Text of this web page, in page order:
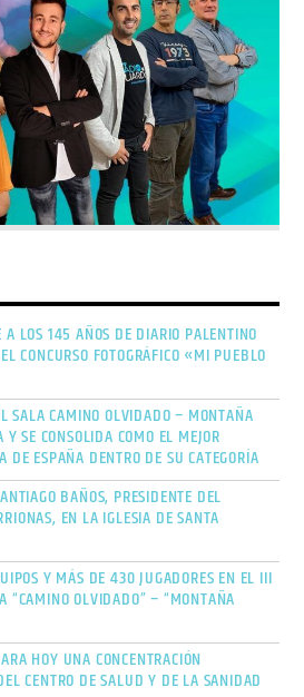
LOS 145 AÑOS DE DIARIO PALENTINO
CONCURSO FOTOGRÁFICO «MI PUEBLO
SALA CAMINO OLVIDADO – MONTAÑA
SE CONSOLIDA COMO EL MEJOR
ESPAÑA DENTRO DE SU CATEGORÍA
BAÑOS, PRESIDENTE DEL
EN LA IGLESIA DE SANTA
Y MÁS DE 430 JUGADORES EN EL III
“CAMINO OLVIDADO” – “MONTAÑA
HOY UNA CONCENTRACIÓN
CENTRO DE SALUD Y DE LA SANIDAD